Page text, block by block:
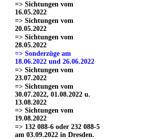
=> Sichtungen vom
16.05.2022
=> Sichtungen vom
20.05.2022
=> Sichtungen vom
28.05.2022
=> Sonderzüge am
18.06.2022 und 26.06.2022
=> Sichtungen vom
23.07.2022
=> Sichtungen vom
30.07.2022, 01.08.2022 u.
13.08.2022
=> Sichtungen vom
19.08.2022
=> 132 088-6 oder 232 088-5
am 03.09.2022 in Dresden.